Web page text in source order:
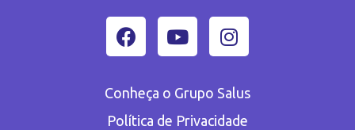
Conheça o Grupo Salus
Política de Privacidade